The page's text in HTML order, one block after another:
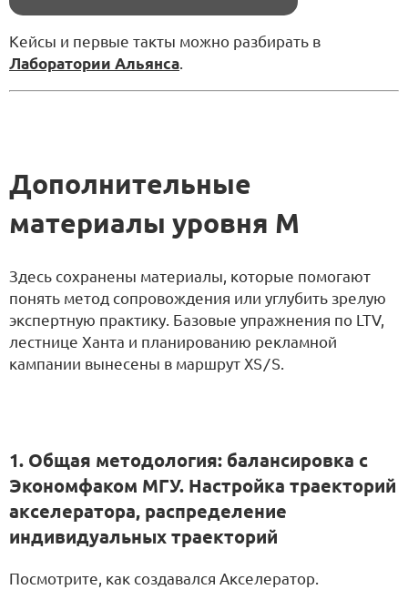
Кейсы и первые такты можно разбирать в
Лаборатории Альянса.
Дополнительные
материалы уровня M
Здесь сохранены материалы, которые помогают
понять метод сопровождения или углубить зрелую
экспертную практику. Базовые упражнения по LTV,
лестнице Ханта и планированию рекламной
кампании вынесены в маршрут XS/S.
1. Общая методология: балансировка с
Экономфаком МГУ. Настройка траекторий
акселератора, распределение
индивидуальных траекторий
Посмотрите, как создавался Акселератор.